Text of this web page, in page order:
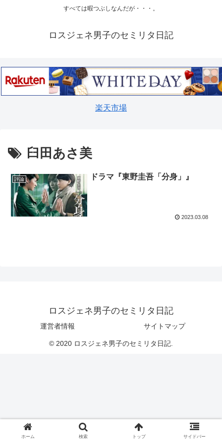
すべては暇つぶしなんだが・・・。
ロスジェネ男子のセミリタ日記
楽天市場
臼田あさ美
評論 ドラマ『東野圭吾「分身」』
2023.03.08
ロスジェネ男子のセミリタ日記
運営者情報 サイトマップ
© 2020 ロスジェネ男子のセミリタ日記.
ホーム 検索 トップ サイドバー